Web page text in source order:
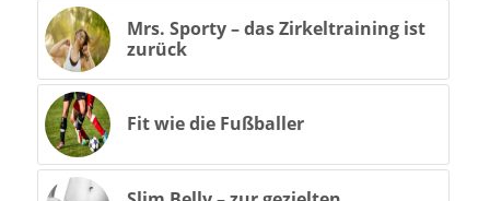
Mrs. Sporty – das Zirkeltraining ist
zurück
Fit wie die Fußballer